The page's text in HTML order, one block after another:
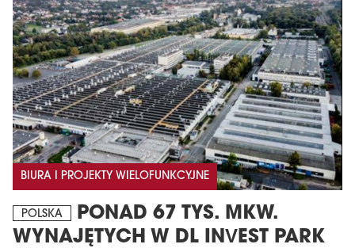
BIURA I PROJEKTY WIELOFUNKCYJNE
POLSKA
PONAD 67 TYS. MKW.
WYNAJĘTYCH W DL INVEST PARK